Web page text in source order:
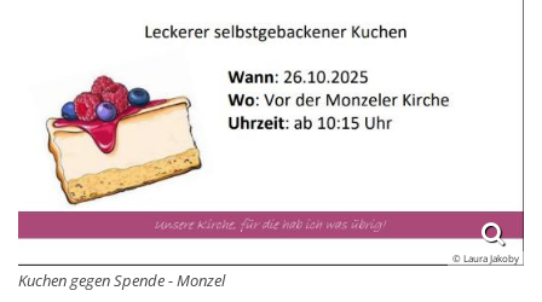
© Laura Jakoby
Kuchen gegen Spende - Monzel